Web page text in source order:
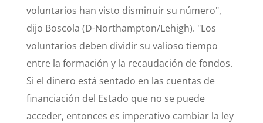
voluntarios han visto disminuir su número",
dijo Boscola (D-Northampton/Lehigh). "Los
voluntarios deben dividir su valioso tiempo
entre la formación y la recaudación de fondos.
Si el dinero está sentado en las cuentas de
financiación del Estado que no se puede
acceder, entonces es imperativo cambiar la ley